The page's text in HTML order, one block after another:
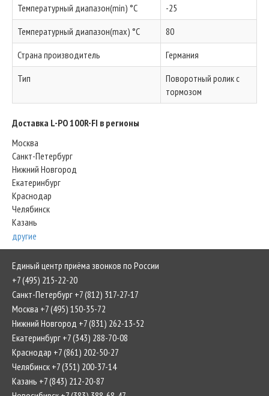
Температурный диапазон(min) °C
-25
Температурный диапазон(max) °C
80
Страна производитель
Германия
Тип
Поворотный ролик с
тормозом
Доставка L-PO 100R-FI в регионы
Москва
Санкт-Петербург
Нижний Новгород
Екатеринбург
Краснодар
Челябинск
Казань
другие
Единый центр приёма звонков по России
+7 (495) 215-22-20
Санкт-Петербург +7 (812) 317-27-17
Москва +7 (495) 150-35-72
Нижний Новгород +7 (831) 262-13-52
Екатеринбург +7 (343) 288-70-08
Краснодар +7 (861) 202-50-27
Челябинск +7 (351) 200-37-14
Казань +7 (843) 212-20-87